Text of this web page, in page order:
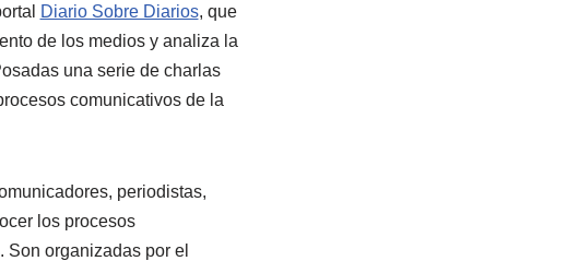
Diario Sobre Diarios, que
de los medios y analiza la
una serie de charlas
comunicativos de la
periodistas,
los procesos
Son organizadas por el